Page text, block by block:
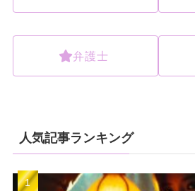
弁護士
人気記事ランキング